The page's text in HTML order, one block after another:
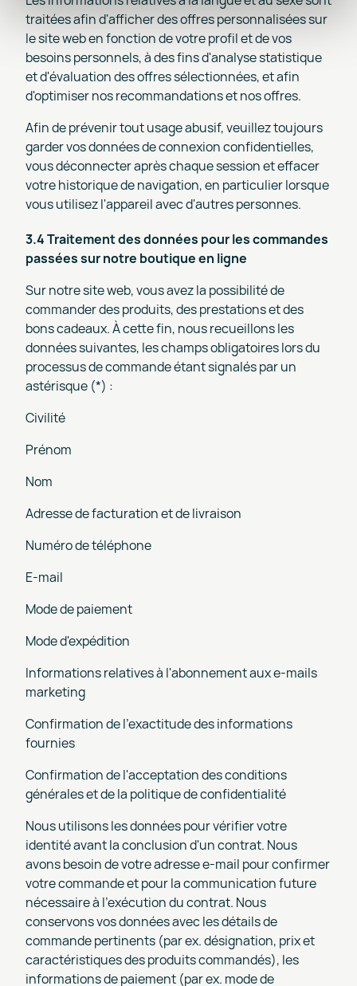
traitées afin d'afficher des offres personnalisées sur
le site web en fonction de votre profil et de vos
besoins personnels, à des fins d'analyse statistique
et d'évaluation des offres sélectionnées, et afin
d'optimiser nos recommandations et nos offres.
Afin de prévenir tout usage abusif, veuillez toujours
garder vos données de connexion confidentielles,
vous déconnecter après chaque session et effacer
votre historique de navigation, en particulier lorsque
vous utilisez l'appareil avec d'autres personnes.
3.4 Traitement des données pour les commandes
passées sur notre boutique en ligne
Sur notre site web, vous avez la possibilité de
commander des produits, des prestations et des
bons cadeaux. À cette fin, nous recueillons les
données suivantes, les champs obligatoires lors du
processus de commande étant signalés par un
astérisque (*) :
Civilité
Prénom
Nom
Adresse de facturation et de livraison
Numéro de téléphone
E-mail
Mode de paiement
Mode d'expédition
Informations relatives à l'abonnement aux e-mails
marketing
Confirmation de l'exactitude des informations
fournies
Confirmation de l'acceptation des conditions
générales et de la politique de confidentialité
Nous utilisons les données pour vérifier votre
identité avant la conclusion d'un contrat. Nous
avons besoin de votre adresse e-mail pour confirmer
votre commande et pour la communication future
nécessaire à l'exécution du contrat. Nous
conservons vos données avec les détails de
commande pertinents (par ex. désignation, prix et
caractéristiques des produits commandés), les
informations de paiement (par ex. mode de